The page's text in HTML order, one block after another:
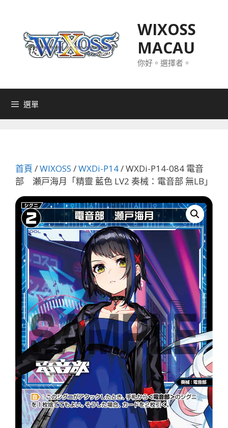
WIXOSS
MACAU
你好。選擇者。
選單
首頁 /WIXOSS /WXDi-P14/ WXDi-P14-084 電音
部 瀬戸海月「精靈 藍色 LV2 奏械：電音部 無LB」